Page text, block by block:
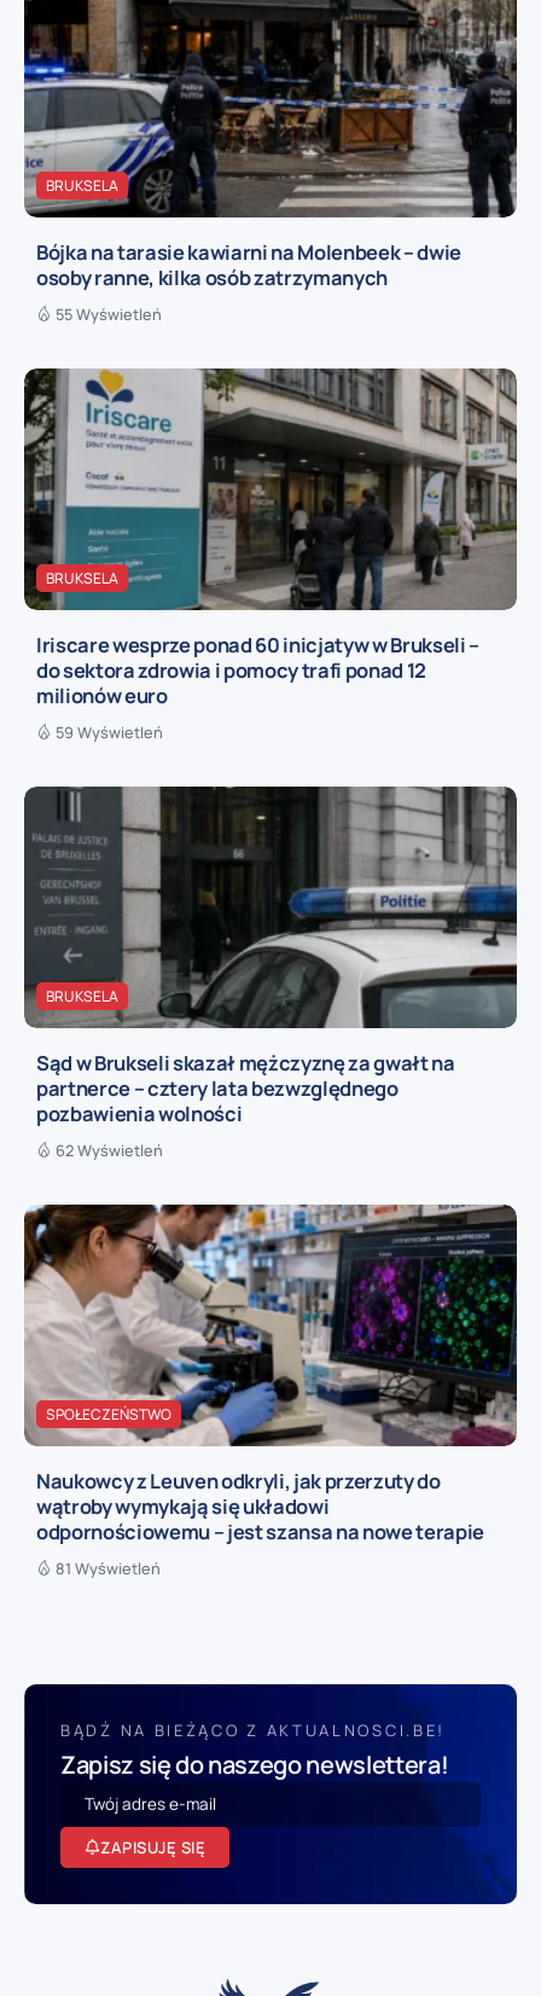
BRUKSELA
Bójka na tarasie kawiarni na Molenbeek – dwie
osoby ranne, kilka osób zatrzymanych
55 Wyświetleń
BRUKSELA
Iriscare wesprze ponad 60 inicjatyw w Brukseli –
do sektora zdrowia i pomocy trafi ponad 12
milionów euro
59 Wyświetleń
BRUKSELA
Sąd w Brukseli skazał mężczyznę za gwałt na
partnerce – cztery lata bezwzględnego
pozbawienia wolności
62 Wyświetleń
SPOŁECZEŃSTWO
Naukowcy z Leuven odkryli, jak przerzuty do
wątroby wymykają się układowi
odpornościowemu – jest szansa na nowe terapie
81 Wyświetleń
BĄDŹ NA BIEŻĄCO Z AKTUALNOSCI.BE!
Zapisz się do naszego newslettera!
ZAPISUJĘ SIĘ